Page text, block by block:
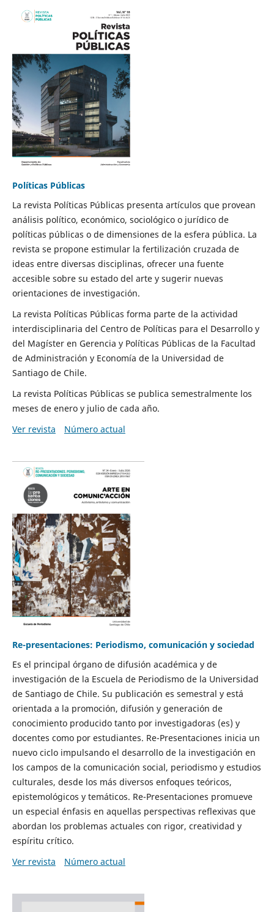
Políticas Públicas
La revista Políticas Públicas presenta artículos que provean
análisis político, económico, sociológico o jurídico de
políticas públicas o de dimensiones de la esfera pública. La
revista se propone estimular la fertilización cruzada de
ideas entre diversas disciplinas, ofrecer una fuente
accesible sobre su estado del arte y sugerir nuevas
orientaciones de investigación.
La revista Políticas Públicas forma parte de la actividad
interdisciplinaria del Centro de Políticas para el Desarrollo y
del Magíster en Gerencia y Políticas Públicas de la Facultad
de Administración y Economía de la Universidad de
Santiago de Chile.
La revista Políticas Públicas se publica semestralmente los
meses de enero y julio de cada año.
Ver revista
Número actual
Re-presentaciones: Periodismo, comunicación y sociedad
Es el principal órgano de difusión académica y de
investigación de la Escuela de Periodismo de la Universidad
de Santiago de Chile. Su publicación es semestral y está
orientada a la promoción, difusión y generación de
conocimiento producido tanto por investigadoras (es) y
docentes como por estudiantes. Re-Presentaciones inicia un
nuevo ciclo impulsando el desarrollo de la investigación en
los campos de la comunicación social, periodismo y estudios
culturales, desde los más diversos enfoques teóricos,
epistemológicos y temáticos. Re-Presentaciones promueve
un especial énfasis en aquellas perspectivas reflexivas que
abordan los problemas actuales con rigor, creatividad y
espíritu crítico.
Ver revista
Número actual